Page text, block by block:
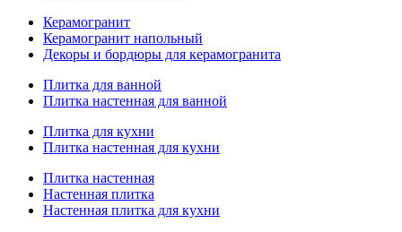
Керамогранит
Керамогранит напольный
Декоры и бордюры для керамогранита
Плитка для ванной
Плитка настенная для ванной
Плитка для кухни
Плитка настенная для кухни
Плитка настенная
Настенная плитка
Настенная плитка для кухни